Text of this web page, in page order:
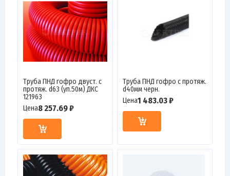
Труба ПНД гофро двуст. с
протяж. d63 (уп.50м) ДКС
121963
Цена8 257.69 ₽
Труба ПНД гофро с протяж.
d40мм черн.
Цена1 483.03 ₽